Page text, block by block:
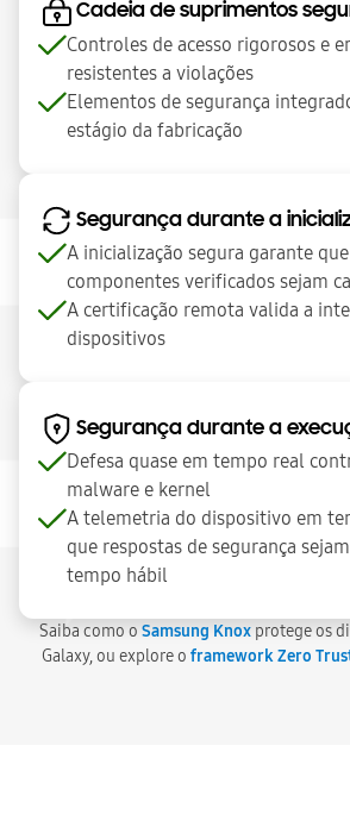
Cadeia de suprimentos
Controles de acesso rigorosos e
resistentes a violações
Elementos de segurança
estágio da fabricação
Segurança durante a
A inicialização segura garante
componentes verificados sejam
A certificação remota valida a
dispositivos
Segurança durante a
Defesa quase em tempo real
malware e kernel
A telemetria do dispositivo em
que respostas de segurança
tempo hábil
Saiba como o Samsung Knoxprotege os
Galaxy, ou explore o framework Zero